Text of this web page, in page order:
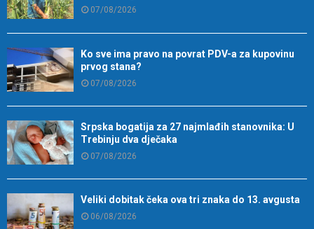
07/08/2026
Ko sve ima pravo na povrat PDV-a za kupovinu
prvog stana?
07/08/2026
Srpska bogatija za 27 najmlađih stanovnika: U
Trebinju dva dječaka
07/08/2026
Veliki dobitak čeka ova tri znaka do 13. avgusta
06/08/2026